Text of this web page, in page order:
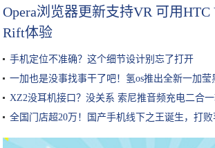
Opera浏览器更新支持VR 可用HTC
Rift体验
手机定位不准确？这个细节设计别忘了打开
一加也是没事找事干了吧！氢os推出全新一加
XZ2没耳机接口？没关系 索尼推音频充电二合
全国门店超20万！国产手机线下之王诞生，打